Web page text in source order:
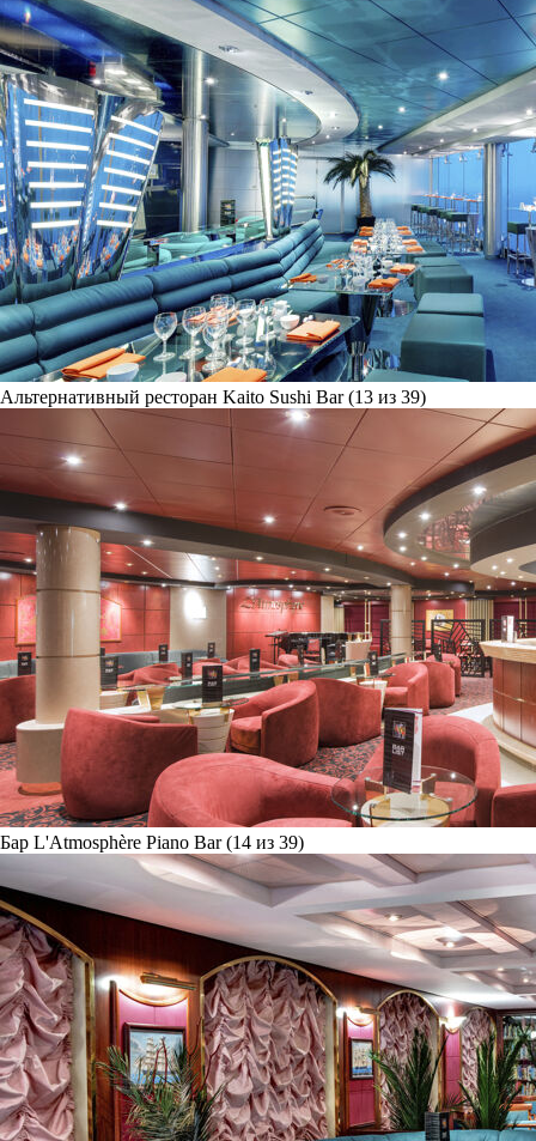
Альтернативный ресторан Kaito Sushi Bar (13 из 39)
Бар L'Atmosphère Piano Bar (14 из 39)